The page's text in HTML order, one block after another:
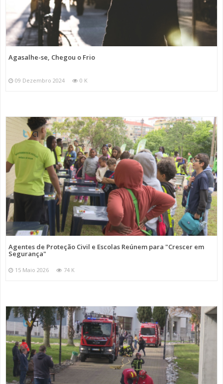
Agasalhe-se, Chegou o Frio
09 Dezembro 2024 0 K
Agentes de Proteção Civil e Escolas Reúnem para "Crescer em
Segurança"
15 Maio 2026 74 K